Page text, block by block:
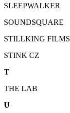
SLEEPWALKER
SOUNDSQUARE
STILLKING FILMS
STINK CZ
T
THE LAB
U